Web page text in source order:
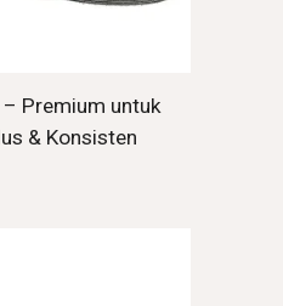
Premium untuk
& Konsisten